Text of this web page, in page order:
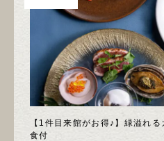
【1件目来館がお得♪】緑溢れ
食付